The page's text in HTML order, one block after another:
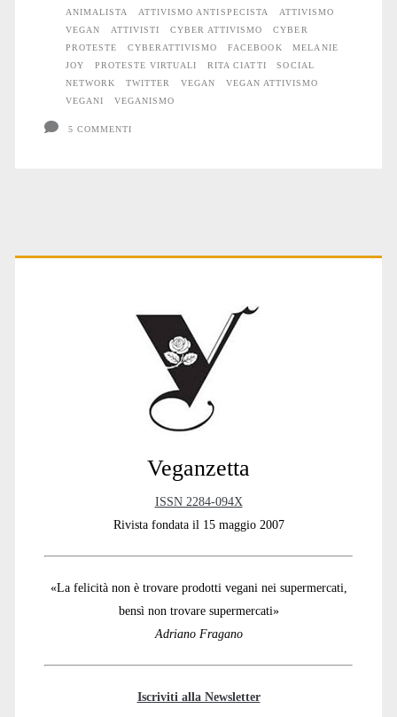
noi
gli
diamo
ANIMALISTA
ATTIVISMO ANTISPECISTA
ATTIVISMO
VEGAN
ATTIVISTI CYBER ATTIVISMO
CYBER
PROTESTE
CYBERATTIVISMO FACEBOOK
MELANIE
JOY
PROTESTE VIRTUALI RITA CIATTI
SOCIAL
NETWORK
TWITTER VEGAN
VEGAN ATTIVISMO
VEGANI
VEGANISMO
5 COMMENTI
Primary
Veganzetta
ISSN 2284-094X
Rivista fondata il 15 maggio 2007
«La felicità non è trovare prodotti vegani nei supermercati,
bensì non trovare supermercati»
Adriano Fragano
Iscriviti alla Newsletter